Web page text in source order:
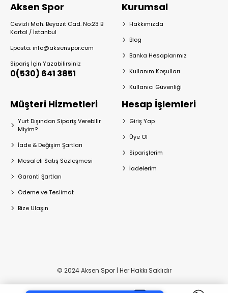
Tek Tıkla Ödeme Kolaylığı
7/24 Canlı Destek
Aksen Spor
Cevizli Mah. Beyazıt Cad. No:23 B
Kartal / İstanbul
Eposta: info@aksenspor.com
Sipariş İçin Yazabilirsiniz
0(530) 641 3851
Kurumsal
Hakkımızda
Blog
Banka Hesaplarımız
Kullanım Koşulları
Kullanıcı Güvenliği
Müşteri Hizmetleri
Yurt Dışından Sipariş Verebilir
Miyim?
İade & Değişim Şartları
Mesafeli Satış Sözleşmesi
Garanti Şartları
Ödeme ve Teslimat
Bize Ulaşın
Hesap İşlemleri
Giriş Yap
Üye Ol
Siparişlerim
İadelerim
© 2024 Aksen Spor | Her Hakkı Saklıdır